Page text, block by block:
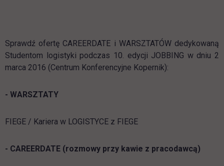
Sprawdź ofertę CAREERDATE i WARSZTATÓW dedykowaną
Studentom logistyki podczas 10. edycji JOBBING w dniu 2
marca 2016 (Centrum Konferencyjne Kopernik):
- WARSZTATY
FIEGE / Kariera w LOGISTYCE z FIEGE
- CAREERDATE (rozmowy przy kawie z pracodawcą)